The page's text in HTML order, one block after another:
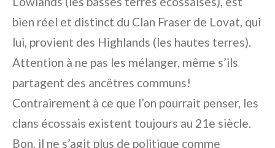
bien réel et distinct du Clan Fraser de Lovat, qui
lui, provient des Highlands (les hautes terres).
Attention à ne pas les mélanger, même s’ils
partagent des ancêtres communs!
Contrairement à ce que l’on pourrait penser, les
clans écossais existent toujours au 21e siècle.
Bon, il ne s’agit plus de politique comme